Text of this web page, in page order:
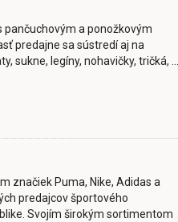
pančuchovým a ponožkovým
predajne sa sústredí aj na
sukne, legíny, nohavičky, tričká, ...
značiek Puma, Nike, Adidas a
predajcov športového
Svojím širokým sortimentom